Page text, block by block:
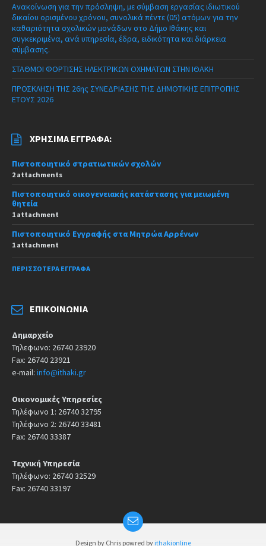
Ανακοίνωση για την πρόσληψη, με σύμβαση εργασίας ιδιωτικού
δικαίου ορισμένου χρόνου, συνολικά πέντε (05) ατόμων για την
καθαριότητα σχολικών μονάδων στο Δήμο Ιθάκης και
συγκεκριμένα, ανά υπηρεσία, έδρα, ειδικότητα και διάρκεια
σύμβασης.
ΣΤΑΘΜΟΙ ΦΟΡΤΙΣΗΣ ΗΛΕΚΤΡΙΚΩΝ ΟΧΗΜΑΤΩΝ ΣΤΗΝ ΙΘΑΚΗ
ΠΡΟΣΚΛΗΣΗ ΤΗΣ 26ης ΣΥΝΕΔΡΙΑΣΗΣ ΤΗΣ ΔΗΜΟΤΙΚΗΣ ΕΠΙΤΡΟΠΗΣ
ΕΤΟΥΣ 2026
ΧΡΉΣΙΜΑ ΈΓΓΡΑΦΑ:
Πιστοποιητικό στρατιωτικών σχολών
2 attachments
Πιστοποιητικό οικογενειακής κατάστασης για μειωμένη
θητεία
1 attachment
Πιστοποιητικό Εγγραφής στα Μητρώα Αρρένων
1 attachment
ΠΕΡΙΣΣΌΤΕΡΑ ΈΓΓΡΑΦΑ
ΕΠΙΚΟΙΝΩΝΊΑ
Δημαρχείο
Τηλεφωνο: 26740 23920
Fax: 26740 23921
e-mail: info@ithaki.gr
Οικονομικές Υπηρεσίες
Τηλέφωνο 1: 26740 32795
Τηλέφωνο 2: 26740 33481
Fax: 26740 33387
Τεχνική Υπηρεσία
Τηλέφωνο: 26740 32529
Fax: 26740 33197
Design by Chris powred by ithakionline